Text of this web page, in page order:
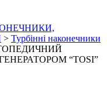
> Турбінні наконечники
“TOSI”